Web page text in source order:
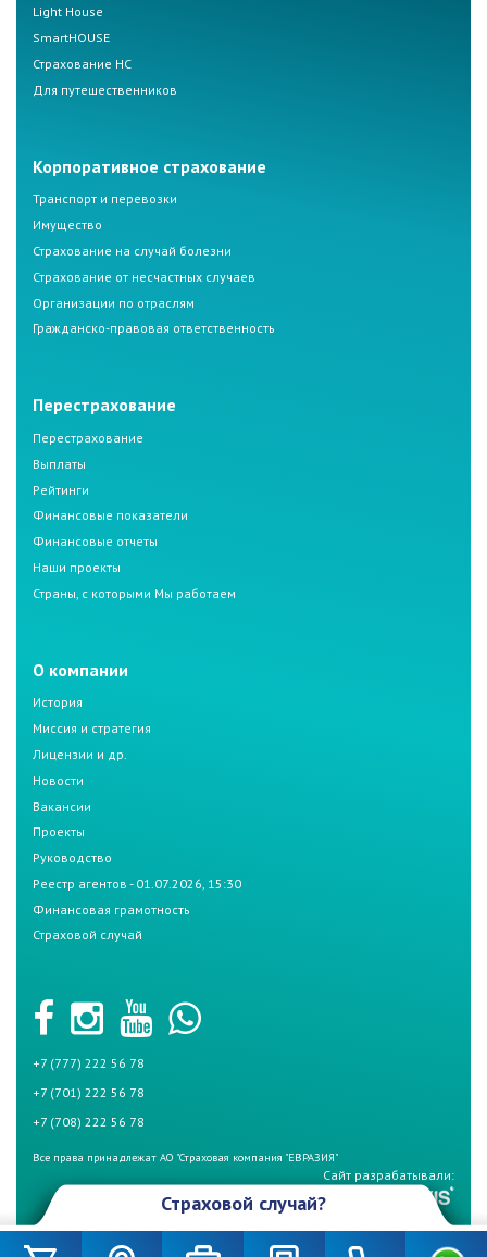
Light House
SmartHOUSE
Страхование НС
Для путешественников
Корпоративное страхование
Транспорт и перевозки
Имущество
Страхование на случай болезни
Страхование от несчастных случаев
Организации по отраслям
Гражданско-правовая ответственность
Перестрахование
Перестрахование
Выплаты
Рейтинги
Финансовые показатели
Финансовые отчеты
Наши проекты
Страны, с которыми Мы работаем
О компании
История
Миссия и стратегия
Лицензии и др.
Новости
Вакансии
Проекты
Руководство
Реестр агентов - 01.07.2026, 15:30
Финансовая грамотность
Страховой случай
+7 (777) 222 56 78
+7 (701) 222 56 78
+7 (708) 222 56 78
Все права принадлежат АО "Страховая компания "ЕВРАЗИЯ"
Сайт разрабатывали:
Страховой случай?